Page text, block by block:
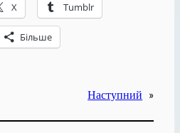
X Tumblr
Більше
Наступний »